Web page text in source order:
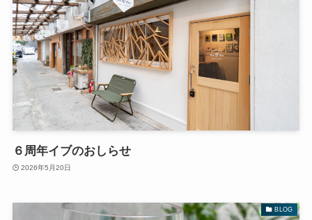
６周年イブのおしらせ
2026年5月20日
BLOG